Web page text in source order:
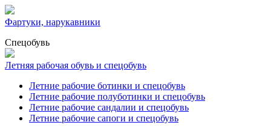
Фартуки, нарукавники
Спецобувь
Летняя рабочая обувь и спецобувь
Летние рабочие ботинки и спецобувь
Летние рабочие полуботинки и спецобувь
Летние рабочие сандалии и спецобувь
Летние рабочие сапоги и спецобувь